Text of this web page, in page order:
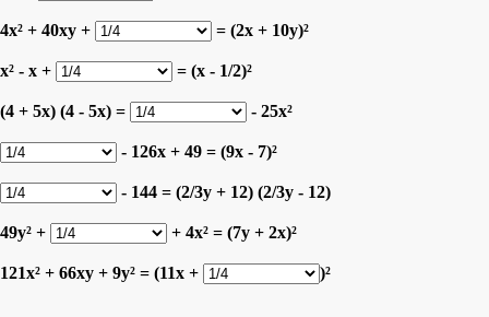
4x² + 40xy + = (2x + 10y)²
x² - x + = (x - 1/2)²
(4 + 5x) (4 - 5x) = - 25x²
- 126x + 49 = (9x - 7)²
- 144 = (2/3y + 12) (2/3y - 12)
49y² + + 4x² = (7y + 2x)²
121x² + 66xy + 9y² = (11x + )²